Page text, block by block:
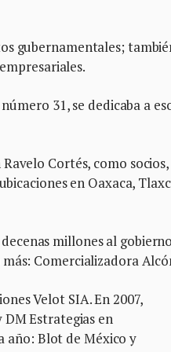
gubernamentales;
31, se dedicaba a
Cortés, como
en Oaxaca,
millones al
más: Comercializadora
Velot SIA. En 2007,
Estrategias en
año: Blot de México y